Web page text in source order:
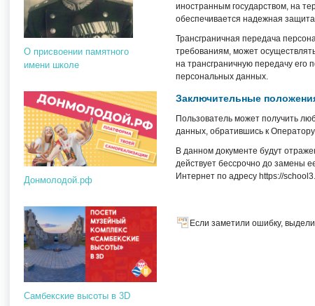
иностранным государством, на
обеспечивается надежная
Трансграничная передача
требованиям, может
на трансграничную передачу его
персональных данных.
Заключительные
Пользователь может получить
данных, обратившись к
В данном документе будут
действует бессрочно до замены
Интернет по адресу https://
Если заметили ошибку,
О присвоении памятного
имени школе
Донмолодой.рф
Самбекские высоты в 3D